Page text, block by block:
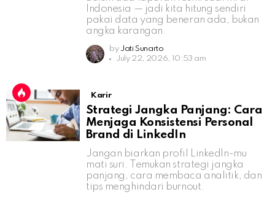
Indonesia — jadi kita hitung sendiri
pakai data yang beneran ada, bukan
angka karangan.
by Jati Sunarto
July 22, 2026, 10:53 am
Karir
Strategi Jangka Panjang: Cara
Menjaga Konsistensi Personal
Brand di LinkedIn
Jangan biarkan profil LinkedIn-mu
mati suri. Temukan strategi jangka
panjang, cara membaca analitik, dan
tips menghindari burnout.